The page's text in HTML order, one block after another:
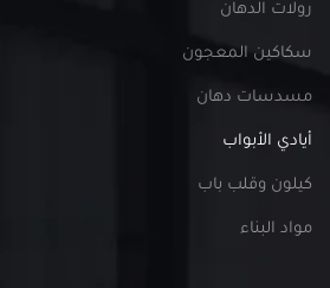
رولات الدهان
سكاكين المعجون
مسدسات دهان
أيادي الأبواب
كيلون وقلب باب
مواد البناء